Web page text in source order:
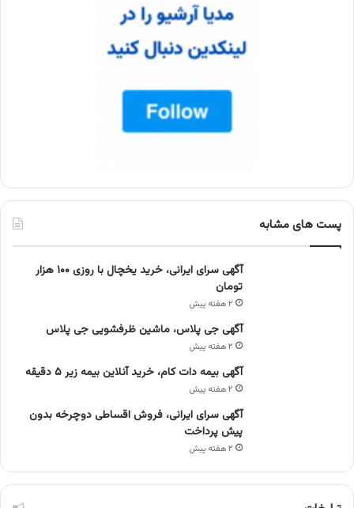
پست های مشابه
آگهی سرای ایرانی، خرید یخچال با روزی ۱۰۰ هزار
تومان
۲ هفته پیش
آگهی جی پلاس، ماشین ظرفشویی جی پلاس
۲ هفته پیش
آگهی بیمه دات کام، خرید آنلاین بیمه زیر ۵ دقیقه
۲ هفته پیش
آگهی سرای ایرانی، فروش اقساطی دوچرخه بدون
پیش پرداخت
۲ هفته پیش